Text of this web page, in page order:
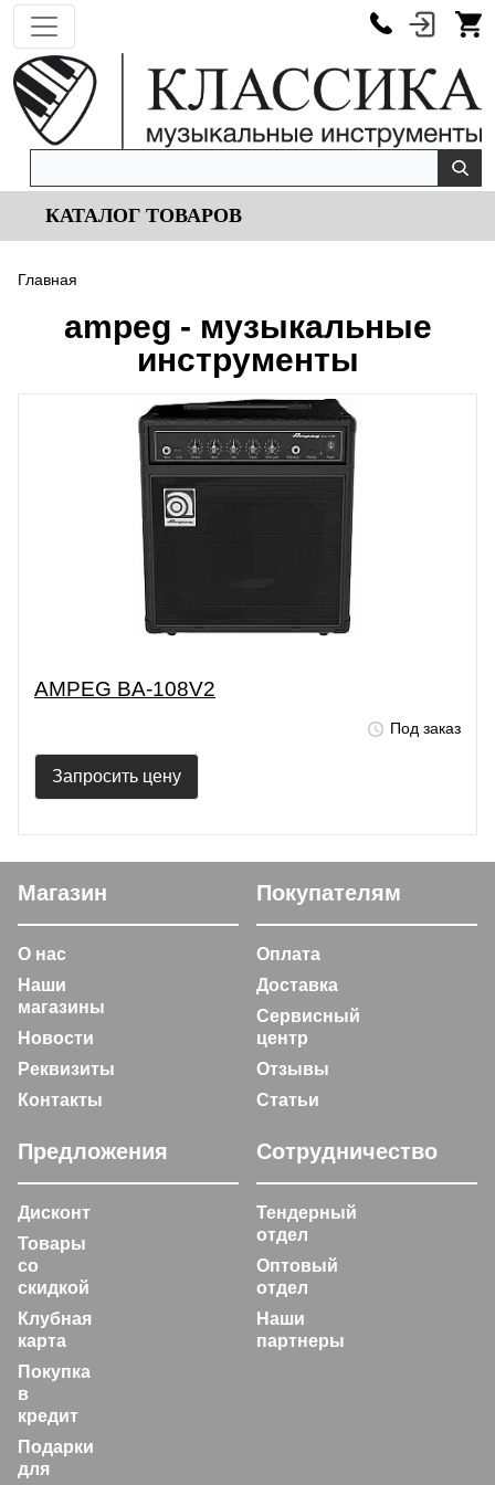
КАТАЛОГ ТОВАРОВ
Главная
ampeg - музыкальные
инструменты
AMPEG BA-108V2
Под заказ
Запросить цену
Магазин
О нас
Наши
магазины
Новости
Реквизиты
Контакты
Покупателям
Оплата
Доставка
Сервисный
центр
Отзывы
Статьи
Предложения
Дисконт
Товары
со
скидкой
Клубная
карта
Покупка
в
кредит
Подарки
для
Сотрудничество
Тендерный
отдел
Оптовый
отдел
Наши
партнеры